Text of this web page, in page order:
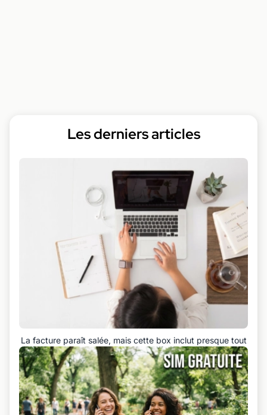
Les derniers articles
La facture paraît salée, mais cette box inclut presque tout